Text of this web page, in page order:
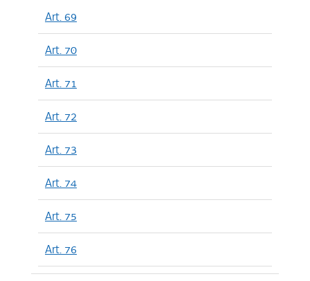
Art. 69
Art. 70
Art. 71
Art. 72
Art. 73
Art. 74
Art. 75
Art. 76